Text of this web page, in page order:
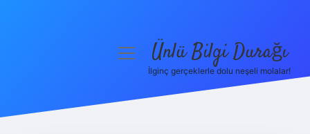
menüyüÜnlü Bilgi Durağı
İlginç gerçeklerle dolu neşeli molalar!